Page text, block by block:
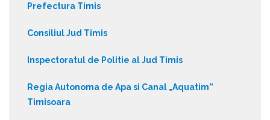
Prefectura Timis
Consiliul Jud Timis
Inspectoratul de Politie al Jud Timis
Regia Autonoma de Apa si Canal „Aquatim”
Timisoara